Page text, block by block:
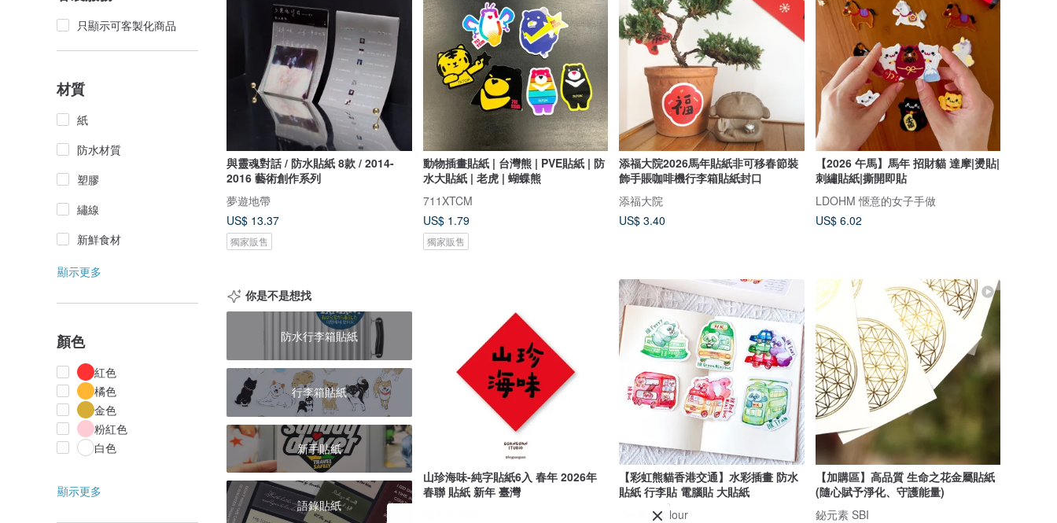
只顯示可客製化商品
材質
紙
防水材質
塑膠
繡線
新鮮食材
顯示更多
顏色
紅色
橘色
金色
粉紅色
白色
顯示更多
與靈魂對話 / 防水貼紙 8款 / 2014-
2016 藝術創作系列
夢遊地帶
US$ 13.37
獨家販售
動物插畫貼紙 | 台灣熊 | PVE貼紙 | 防
水大貼紙 | 老虎 | 蝴蝶熊
711XTCM
US$ 1.79
獨家販售
添福大院2026馬年貼紙非可移春節裝
飾手賬咖啡機行李箱貼紙封口
添福大院
US$ 3.40
【2026 午馬】馬年 招財貓 達摩|燙貼|
刺繡貼紙|撕開即貼
LDOHM 愜意的女子手做
US$ 6.02
你是不是想找
防水行李箱貼紙
行李箱貼紙
新手貼紙
語錄貼紙
山珍海味-純字貼紙6入 春年 2026年
春聯 貼紙 新年 臺灣
【彩虹熊貓香港交通】水彩插畫 防水
貼紙 行李貼 電腦貼 大貼紙
Deville Colour
【加購區】高品質 生命之花金屬貼紙
(隨心賦予淨化、守護能量)
鉍元素 SBI